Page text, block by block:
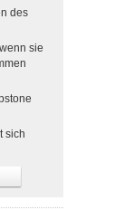
des
sie
sich